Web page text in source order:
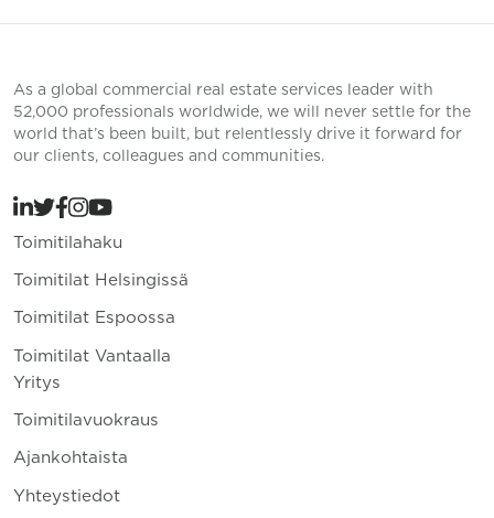
As a global commercial real estate services leader with
52,000 professionals worldwide, we will never settle for the
world that’s been built, but relentlessly drive it forward for
our clients, colleagues and communities.
Toimitilahaku
Toimitilat Helsingissä
Toimitilat Espoossa
Toimitilat Vantaalla
Yritys
Toimitilavuokraus
Ajankohtaista
Yhteystiedot